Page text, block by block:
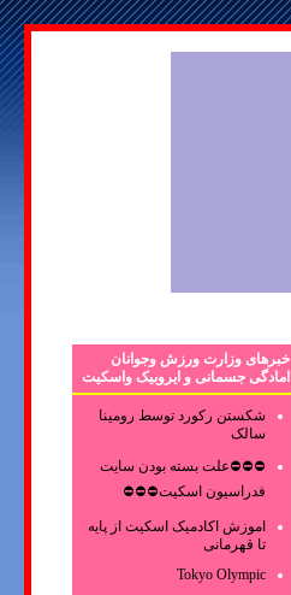
خبرهای وزارت ورزش وجوانان
امادگی جسمانی و ایروبیک واسکیت
شکستن رکورد توسط رومینا
سالک
⛔⛔⛔علت بسته بودن سایت
فدراسیون اسکیت⛔⛔⛔
اموزش اکادمیک اسکیت از پایه
تا قهرمانی
Tokyo Olympic